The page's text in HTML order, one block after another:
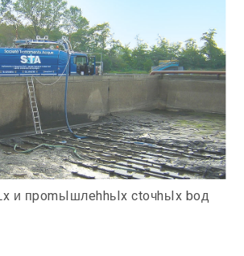
и пpomьIшлehhьIx ctoчhьIx boд